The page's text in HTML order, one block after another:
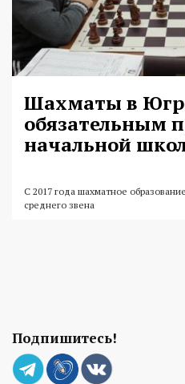
Шахматы в
обязательным
начальной
С 2017 года шахматное
среднего звена
Подпишитесь!